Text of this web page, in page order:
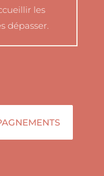
les
dépasser.